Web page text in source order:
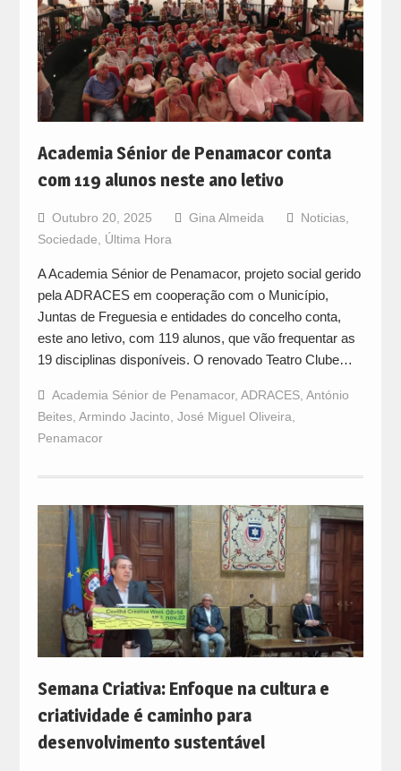
Academia Sénior de Penamacor conta
com 119 alunos neste ano letivo
Outubro 20, 2025 Gina Almeida Noticias,
Sociedade
Última Hora
A Academia Sénior de Penamacor, projeto social gerido
pela ADRACES em cooperação com o Município,
Juntas de Freguesia e entidades do concelho conta,
este ano letivo, com 119 alunos, que vão frequentar as
19 disciplinas disponíveis. O renovado Teatro Clube…
Academia Sénior de Penamacor, ADRACES, António
Beites, Armindo Jacinto José Miguel Oliveira
Penamacor
Semana Criativa: Enfoque na cultura e
criatividade é caminho para
desenvolvimento sustentável